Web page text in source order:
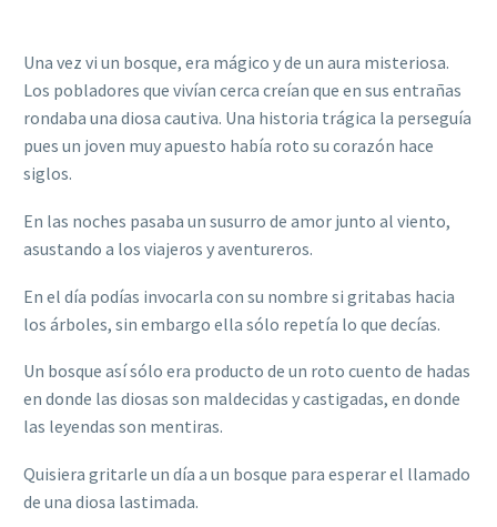
Una vez vi un bosque, era mágico y de un aura misteriosa.
Los pobladores que vivían cerca creían que en sus entrañas
rondaba una diosa cautiva. Una historia trágica la perseguía
pues un joven muy apuesto había roto su corazón hace
siglos.
En las noches pasaba un susurro de amor junto al viento,
asustando a los viajeros y aventureros.
En el día podías invocarla con su nombre si gritabas hacia
los árboles, sin embargo ella sólo repetía lo que decías.
Un bosque así sólo era producto de un roto cuento de hadas
en donde las diosas son maldecidas y castigadas, en donde
las leyendas son mentiras.
Quisiera gritarle un día a un bosque para esperar el llamado
de una diosa lastimada.